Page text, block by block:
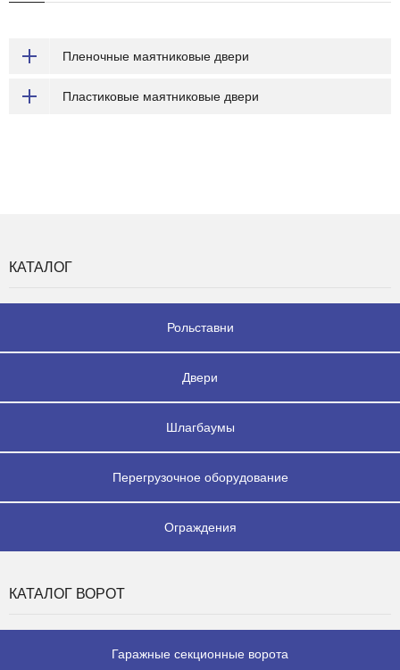
Пленочные маятниковые двери
Пластиковые маятниковые двери
КАТАЛОГ
Рольставни
Двери
Шлагбаумы
Перегрузочное оборудование
Ограждения
КАТАЛОГ ВОРОТ
Гаражные секционные ворота